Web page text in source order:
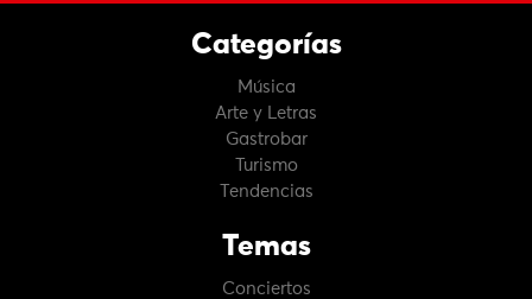
Categorías
Música
Arte y Letras
Gastrobar
Turismo
Tendencias
Temas
Conciertos